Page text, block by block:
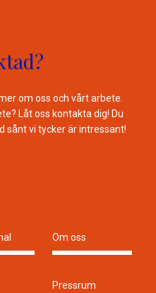
om oss och vårt arbete.
Låt oss kontakta dig! Du
sånt vi tycker är intressant!
Om oss
Pressrum